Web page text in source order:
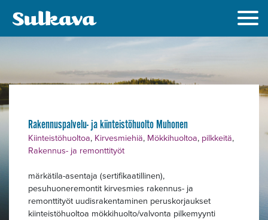
Rakennuspalvelu- ja kiinteistöhuolto Muhonen
Kiinteistöhuoltoa, Kirvesmiehiä, Mökkihuoltoa, pilkkeitä,
Rakennus- ja remonttityöt
märkätila-asentaja (sertifikaatillinen),
pesuhuoneremontit kirvesmies rakennus- ja
remonttityöt uudisrakentaminen peruskorjaukset
kiinteistöhuoltoa mökkihuolto/valvonta pilkemyynti
Alavalikko